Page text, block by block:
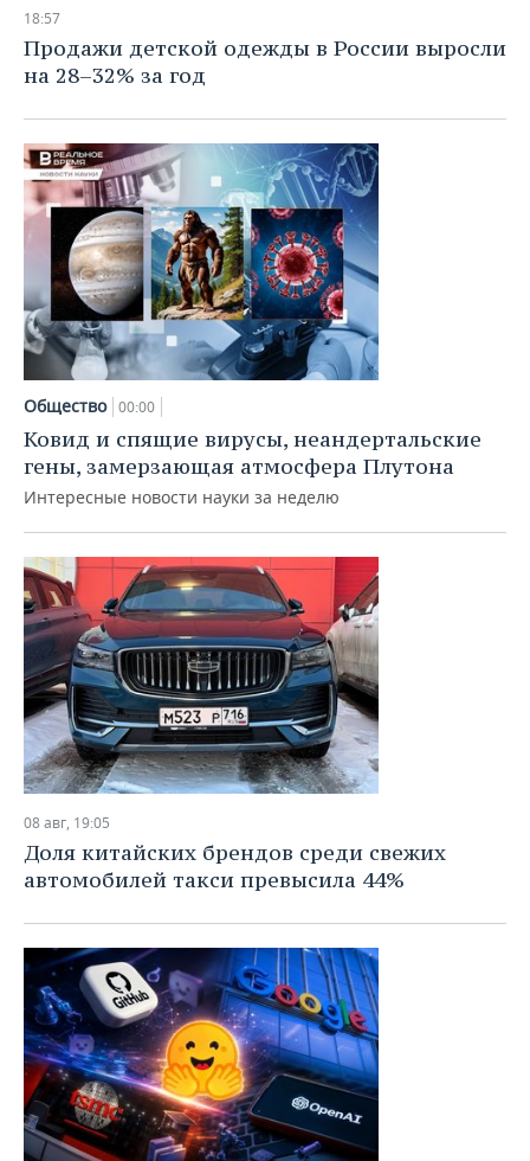
НЕФТЕХИМИЯ
НЕФТЬ
ОПК
ЭНЕРГЕТИКА
РОЗНИЧНАЯ ТОРГОВЛЯ
УСЛУГИ
НОВОСТИ ТЕХНОЛОГИЙ
МЕДИА
ТЕЛЕКОММУНИКАЦИИ
МЕРОПРИЯТИЯ
ВЫЕЗДНАЯ РЕДАКЦИЯ
БИЗНЕС-БРАНЧИ
ONLINE-КОНФЕРЕНЦИИ
ОТКРЫТАЯ ЛЕКЦИЯ
НОВОСТИ СПОРТА
ФУТБОЛ
ХОККЕЙ
БАСКЕТБОЛ
ВОЛЕЙБОЛ
ФИГУРНОЕ КАТАНИЕ
ВОДНЫЕ ВИДЫ СПОРТА
ХОККЕЙ С МЯЧОМ
ОБЩЕСТВО
НОВОСТИ ОБЩЕСТВА
ВЛАСТЬ
ИНФРАСТРУКТУРА
ИСТОРИЯ
МЕДИЦИНА
ОБРАЗОВАНИЕ
ПРОИСШЕСТВИЯ
ФОТОГАЛЕРЕЯ
СЮЖЕТЫ
СПРАВОЧНИК
СПИСОК ПЕРСОН
ПОЛНАЯ ВЕРСИЯ
18:57
Продажи детской одежды в России выросли
на 28–32% за год
Общество 00:00
Ковид и спящие вирусы, неандертальские
гены, замерзающая атмосфера Плутона
Интересные новости науки за неделю
08 авг, 19:05
Доля китайских брендов среди свежих
автомобилей такси превысила 44%